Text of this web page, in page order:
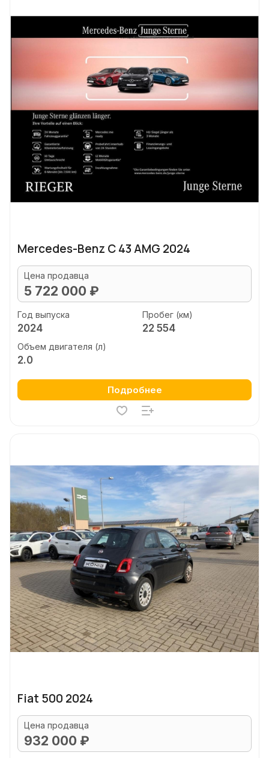
Mercedes-Benz C 43 AMG 2024
Цена продавца
5 722 000 ₽
Год выпуска
2024
Пробег (км)
22 554
Объем двигателя (л)
2.0
Подробнее
Fiat 500 2024
Цена продавца
932 000 ₽